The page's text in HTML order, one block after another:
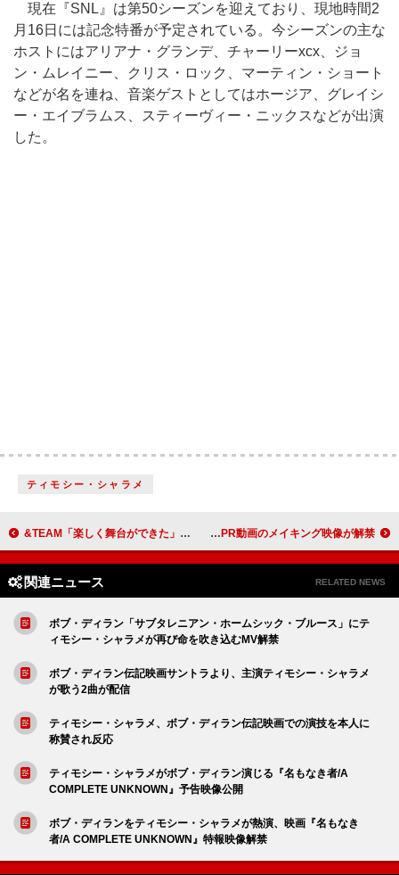
現在『SNL』は第50シーズンを迎えており、現地時間2
月16日には記念特番が予定されている。今シーズンの主な
ホストにはアリアナ・グランデ、チャーリーxcx、ジョ
ン・ムレイニー、クリス・ロック、マーティン・ショート
などが名を連ね、音楽ゲストとしてはホージア、グレイシ
ー・エイブラムス、スティーヴィー・ニックスなどが出演
した。
ティモシー・シャラメ
&TEAM「楽しく舞台ができた」、4日間の韓国活動で現地の音楽番組に連続出演 INI、「東京宝島」島しょ地域の魅力を伝えるPR動画のメイキング映像が解禁
関連ニュース RELATED NEWS
ボブ・ディラン「サブタレニアン・ホームシック・ブルース」にテ
ィモシー・シャラメが再び命を吹き込むMV解禁
ボブ・ディラン伝記映画サントラより、主演ティモシー・シャラメ
が歌う2曲が配信
ティモシー・シャラメ、ボブ・ディラン伝記映画での演技を本人に
称賛され反応
ティモシー・シャラメがボブ・ディラン演じる『名もなき者/A
COMPLETE UNKNOWN』予告映像公開
ボブ・ディランをティモシー・シャラメが熱演、映画『名もなき
者/A COMPLETE UNKNOWN』特報映像解禁